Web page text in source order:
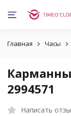
Главная Часы
2994571
Написать